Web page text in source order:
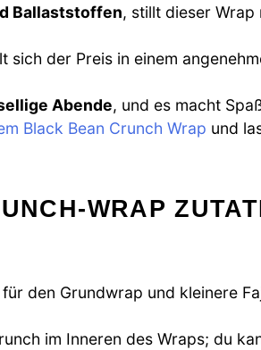
Ballaststoffen, stillt dieser Wrap
sich der Preis in einem
Abende, und es macht
Black Bean Crunch Wrap und
WRAP
den Grundwrap und kleinere
im Inneren des Wraps; du